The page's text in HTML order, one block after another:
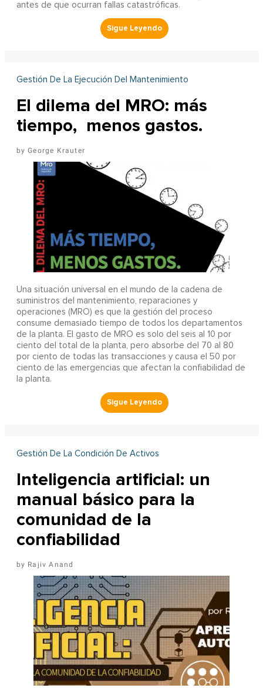
antes de que ocurran fallas catastróficas.
Gestión De La Ejecución Del Mantenimiento
El dilema del MRO: más
tiempo, menos gastos.
George Krauter
Una situación universal en el mundo de la cadena de
suministros del mantenimiento, reparaciones y
operaciones (MRO) es que la gestión del proceso
consume demasiado tiempo de todos los departamentos
de la planta. El gasto de MRO es solo del seis al 10 por
ciento del total de la planta, pero absorbe del 70 al 80
por ciento de todas las transacciones y causa el 50 por
ciento de las emergencias que afectan la confiabilidad de
la planta.
Gestión De La Condición De Activos
Inteligencia artificial: un
manual básico para la
comunidad de la
confiabilidad
Rajiv Anand